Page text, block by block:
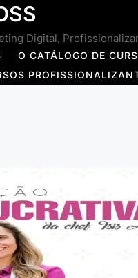
Digital,
O CATÁLOGO DE